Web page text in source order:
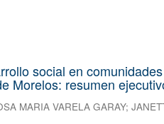
social en
Morelos: resumen
MARIA VARELA GARAY;